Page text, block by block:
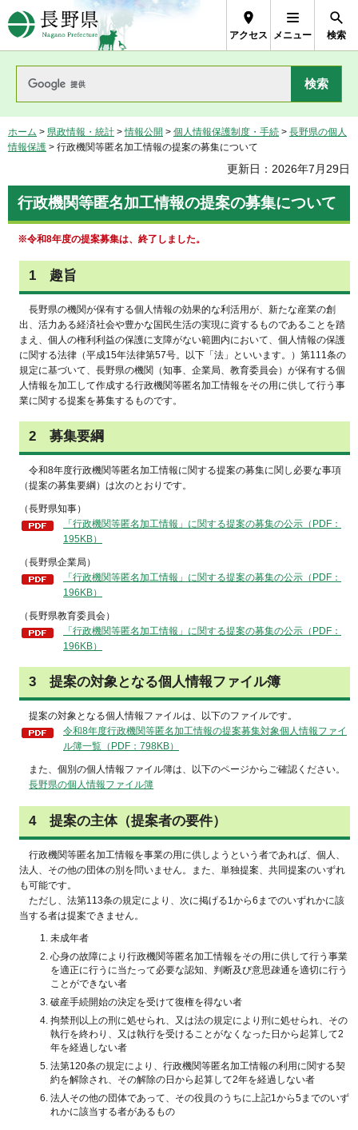
長野県Nagano Prefecture
アクセス メニュー 検索
ホーム > 県政情報・統計 >情報公開 > 個人情報保護制度・手続 > 長野県の個人
情報保護 > 行政機関等匿名加工情報の提案の募集について
更新日：2026年7月29日
行政機関等匿名加工情報の提案の募集について
※令和8年度の提案募集は、終了しました。
1 趣旨
長野県の機関が保有する個人情報の効果的な利活用が、新たな産業の創
出、活力ある経済社会や豊かな国民生活の実現に資するものであることを踏
まえ、個人の権利利益の保護に支障がない範囲内において、個人情報の保護
に関する法律（平成15年法律第57号。以下「法」といいます。）第111条の
規定に基づいて、長野県の機関（知事、企業局、教育委員会）が保有する個
人情報を加工して作成する行政機関等匿名加工情報をその用に供して行う事
業に関する提案を募集するものです。
2 募集要綱
令和8年度行政機関等匿名加工情報に関する提案の募集に関し必要な事項
（提案の募集要綱）は次のとおりです。
（長野県知事）
「行政機関等匿名加工情報」に関する提案の募集の公示（PDF：
195KB）
（長野県企業局）
「行政機関等匿名加工情報」に関する提案の募集の公示（PDF：
196KB）
（長野県教育委員会）
「行政機関等匿名加工情報」に関する提案の募集の公示（PDF：
196KB）
3 提案の対象となる個人情報ファイル簿
提案の対象となる個人情報ファイルは、以下のファイルです。
令和8年度行政機関等匿名加工情報の提案募集対象個人情報ファイ
ル簿一覧（PDF：798KB）
また、個別の個人情報ファイル簿は、以下のページからご確認ください。
長野県の個人情報ファイル簿
4 提案の主体（提案者の要件）
行政機関等匿名加工情報を事業の用に供しようという者であれば、個人、
法人、その他の団体の別を問いません。また、単独提案、共同提案のいずれ
も可能です。
ただし、法第113条の規定により、次に掲げる1から6までのいずれかに該
当する者は提案できません。
未成年者
心身の故障により行政機関等匿名加工情報をその用に供して行う事業
を適正に行うに当たって必要な認知、判断及び意思疎通を適切に行う
ことができない者
破産手続開始の決定を受けて復権を得ない者
拘禁刑以上の刑に処せられ、又は法の規定により刑に処せられ、その
執行を終わり、又は執行を受けることがなくなった日から起算して2
年を経過しない者
法第120条の規定により、行政機関等匿名加工情報の利用に関する契
約を解除され、その解除の日から起算して2年を経過しない者
法人その他の団体であって、その役員のうちに上記1から5までのいず
れかに該当する者があるもの